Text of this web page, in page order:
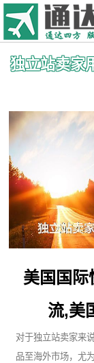
独立站卖家
美国国际
流,美
对于独立站卖家来
品至海外市场，尤